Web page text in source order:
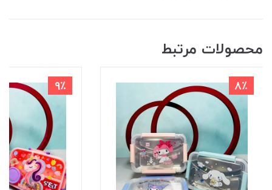
محصولات مرتبط
8٪ 9٪